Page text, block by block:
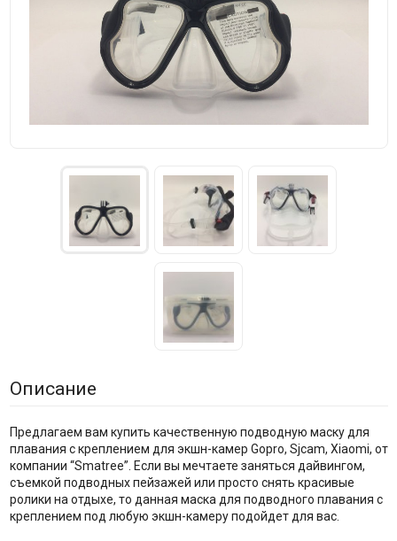
Описание
Предлагаем вам купить качественную подводную маску для
плавания с креплением для экшн-камер Gopro, Sjcam, Xiaomi, от
компании “Smatree”. Если вы мечтаете заняться дайвингом,
съемкой подводных пейзажей или просто снять красивые
ролики на отдыхе, то данная маска для подводного плавания с
креплением под любую экшн-камеру подойдет для вас.